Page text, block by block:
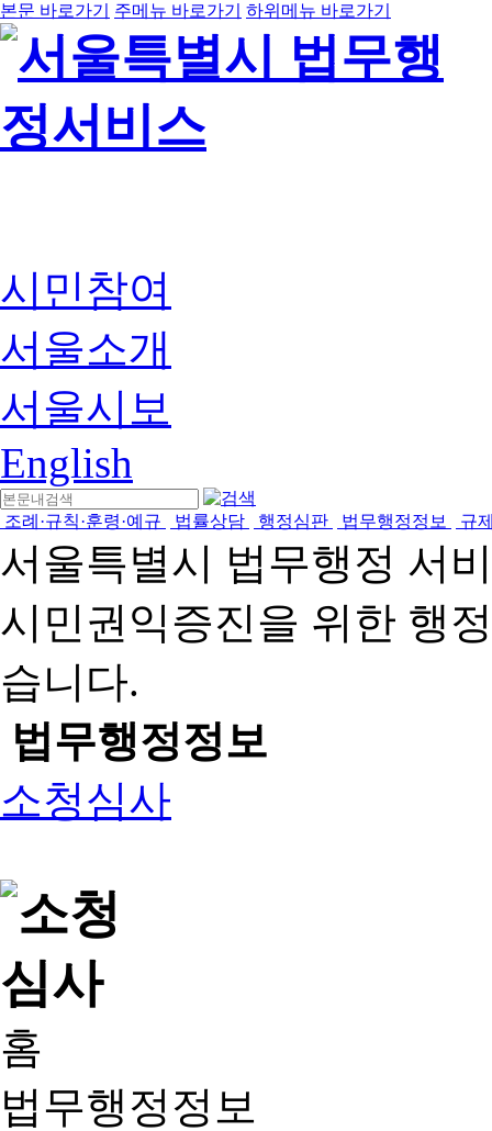
본문 바로가기 주메뉴 바로가기 하위메뉴 바로가기
시민참여
서울소개
서울시보
English
조례·규칙·훈령·예규 법률상담 행정심판 법무행정정보 규
서울특별시 법무행정 서
시민권익증진을 위한 행
습니다.
법무행정정보
소청심사
홈
법무행정정보